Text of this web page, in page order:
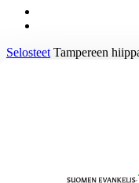
Selosteet Tampereen
Kalenteri